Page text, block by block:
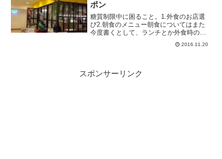
ポン
糖質制限中に困ること。1.外食のお店選
び2.朝食のメニュー朝食についてはまた
今度書くとして、ランチとか外食時のお
店選びにはけっこう困ってますトレーナ
ーさんに「何処かいいとこ知りません
2016.11.20
スポンサーリンク